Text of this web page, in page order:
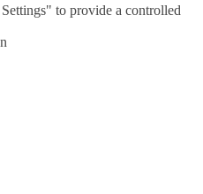
to provide a controlled